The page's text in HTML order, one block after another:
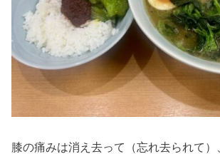
膝の痛みは消え去って（忘れ去られて）